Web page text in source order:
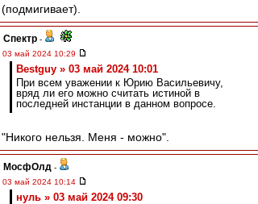
(подмигивает).
Спектр -
03 май 2024 10:29
Bestguy » 03 май 2024 10:01
При всем уважении к Юрию Васильевичу,
вряд ли его можно считать истиной в
последней инстанции в данном вопросе.
"Никого нельзя. Меня - можно".
МосфОлд -
03 май 2024 10:14
нуль » 03 май 2024 09:30